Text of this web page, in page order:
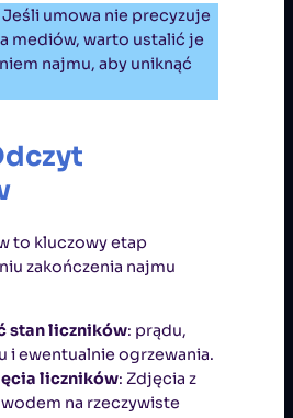
Jeśli umowa nie precyzuje
mediów, warto ustalić je
najmu, aby uniknąć
to kluczowy etap
zakończenia najmu
stan liczników: prądu,
i ewentualnie ogrzewania.
liczników: Zdjęcia z
na rzeczywiste